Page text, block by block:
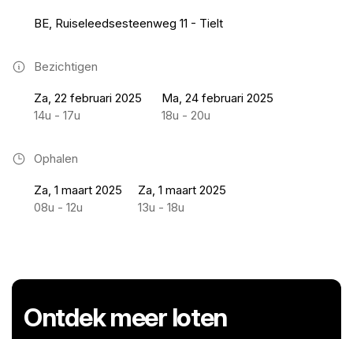
BE, Ruiseleedsesteenweg 11 - Tielt
Bezichtigen
Za, 22 februari 2025
14u - 17u
Ma, 24 februari 2025
18u - 20u
Ophalen
Za, 1 maart 2025
08u - 12u
Za, 1 maart 2025
13u - 18u
Ontdek meer loten